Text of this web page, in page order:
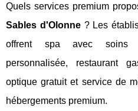
Quels services premium
Sables d'Olonne? Les
offrent spa avec soins
personnalisée, restaurant
optique gratuit et service de
hébergements premium.